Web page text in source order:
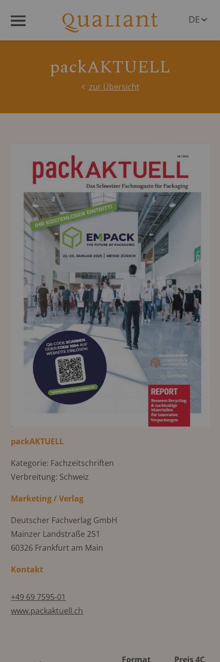
DE
packAKTUELL
zur Übersicht
packAKTUELL
Kategorie: Fachzeitschriften
Verbreitung: Schweiz
Marketing / Verlag
Deutscher Fachverlag GmbH
Mainzer Landstraße 251
60326 Frankfurt am Main
Kontakt
+49 69 7595-01
www.packaktuell.ch
Format
Preis 4C